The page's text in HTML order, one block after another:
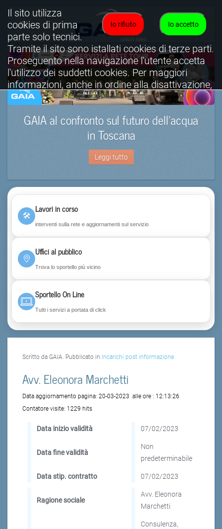
GAIA al confronto sul futuro dell’acqua
in Toscana
Leggi tutto
🛠
Lavori in corso
interventi sulla rete e aggiornamenti sul servizio
Uffici al pubblico
Trova lo sportello più vicino
Sportello On Line
Tutti i servizi a portata di click
Scritto da GAIA. Pubblicato in Incarichi post informazione
Avv. Eleonora Marchetti
Data aggiornamento pagina: 20-03-2023 alle ore : 12:13:26
Contatore visite: 1229 hits
Data inizio validità 07/02/2023
Data fine validità
Non
predeterminabile
Data stip. contratto 07/02/2023
Ragione sociale
Avv. Eleonora
Marchetti
Consulenza,
Io accetto
Io rifiuto
Il sito utilizza
cookies di prima
parte solo tecnici.
Tramite il sito sono istallati cookies di terze parti.
Proseguento nella navigazione l'utente accetta
l'utilizzo dei suddetti cookies. Per maggiori
informazioni, anche in ordine alla disattivazione,
è possibile consultare l'informativa cookies
completa.
Visualizza informativa completa.